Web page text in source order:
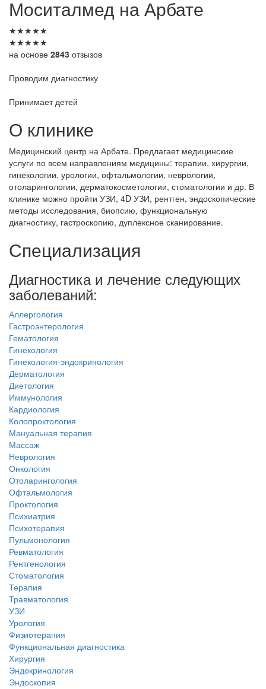
Моситалмед на Арбате
★★★★★
★★★★★
на основе 2843 отзызов
Проводим диагностику
Принимает детей
О клинике
Медицинский центр на Арбате. Предлагает медицинские
услуги по всем направлениям медицины: терапии, хирургии,
гинекологии, урологии, офтальмологии, неврологии,
отоларингологии, дерматокосметологии, стоматологии и др. В
клинике можно пройти УЗИ, 4D УЗИ, рентген, эндоскопические
методы исследования, биопсию, функциональную
диагностику, гастроскопию, дуплексное сканирование.
Специализация
Диагностика и лечение следующих
заболеваний:
Аллергология
Гастроэнтерология
Гематология
Гинекология
Гинекология-эндокринология
Дерматология
Диетология
Иммунология
Кардиология
Колопроктология
Мануальная терапия
Массаж
Неврология
Онкология
Отоларингология
Офтальмология
Проктология
Психиатрия
Психотерапия
Пульмонология
Ревматология
Рентгенология
Стоматология
Терапия
Травматология
УЗИ
Урология
Физиотерапия
Функциональная диагностика
Хирургия
Эндокринология
Эндоскопия